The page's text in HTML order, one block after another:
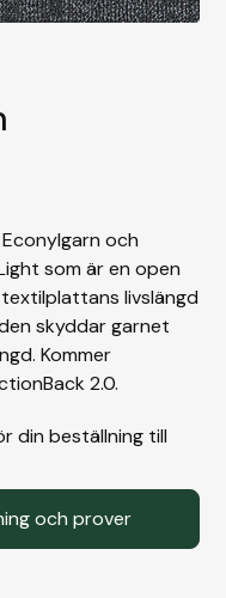
och
som är en open
livslängd
skyddar garnet
Kommer
2.0.
din beställning till
och prover